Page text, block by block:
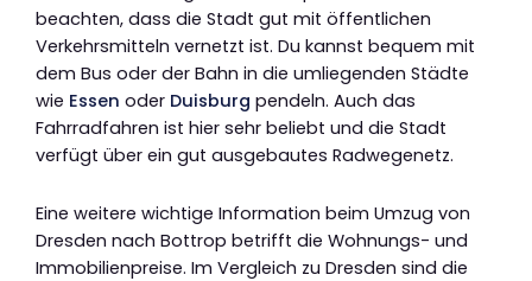
beachten, dass die Stadt gut mit öffentlichen
Verkehrsmitteln vernetzt ist. Du kannst bequem mit
dem Bus oder der Bahn in die umliegenden Städte
wie Essen oder Duisburg pendeln. Auch das
Fahrradfahren ist hier sehr beliebt und die Stadt
verfügt über ein gut ausgebautes Radwegenetz.
Eine weitere wichtige Information beim Umzug von
Dresden nach Bottrop betrifft die Wohnungs- und
Immobilienpreise. Im Vergleich zu Dresden sind die